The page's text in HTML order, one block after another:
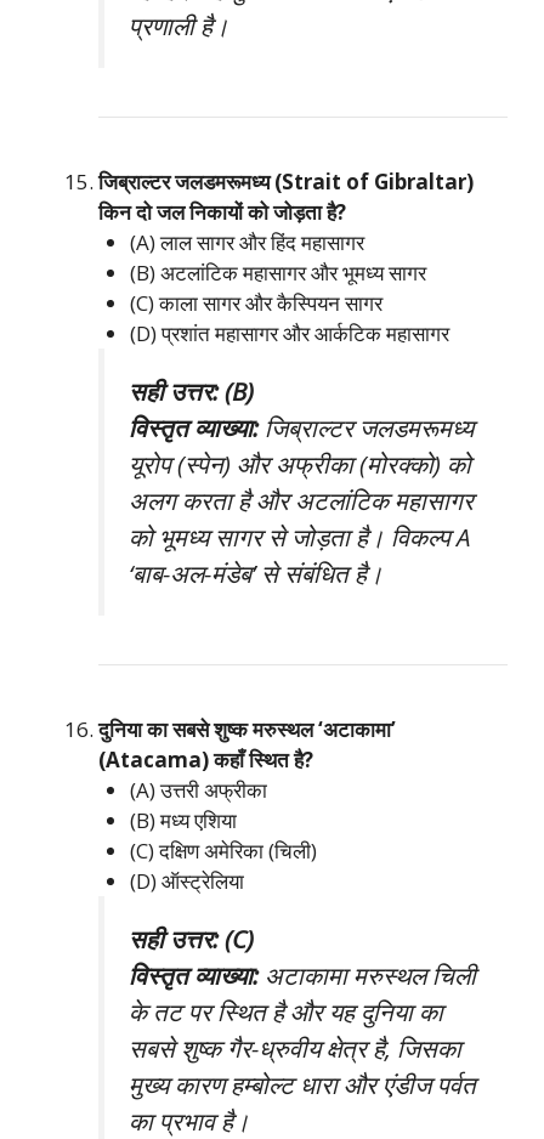
प्रणाली है।
जिब्राल्टर जलडमरूमध्य (Strait of Gibraltar)
किन दो जल निकायों को जोड़ता है?
(A) लाल सागर और हिंद महासागर
(B) अटलांटिक महासागर और भूमध्य सागर
(C) काला सागर और कैस्पियन सागर
(D) प्रशांत महासागर और आर्कटिक महासागर
सही उत्तर: (B)
विस्तृत व्याख्या:जिब्राल्टर जलडमरूमध्य
यूरोप (स्पेन) और अफ्रीका (मोरक्को) को
अलग करता है और अटलांटिक महासागर
को भूमध्य सागर से जोड़ता है। विकल्प A
‘बाब-अल-मंडेब’ से संबंधित है।
दुनिया का सबसे शुष्क मरुस्थल ‘अटाकामा’
(Atacama) कहाँ स्थित है?
(A) उत्तरी अफ्रीका
(B) मध्य एशिया
(C) दक्षिण अमेरिका (चिली)
(D) ऑस्ट्रेलिया
सही उत्तर: (C)
विस्तृत व्याख्या:अटाकामा मरुस्थल चिली
के तट पर स्थित है और यह दुनिया का
सबसे शुष्क गैर-ध्रुवीय क्षेत्र है, जिसका
मुख्य कारण हम्बोल्ट धारा और एंडीज पर्वत
का प्रभाव है।